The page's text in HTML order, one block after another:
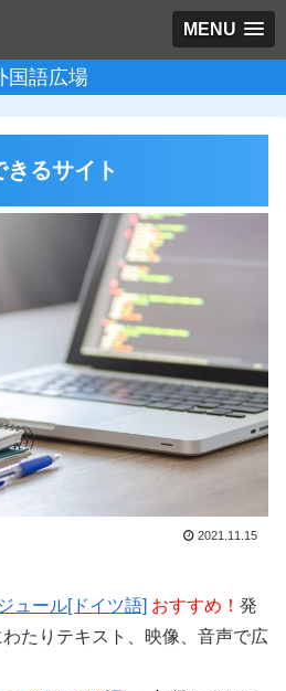
MENU
国語広場
るサイト
2021.11.15
ュール[ドイツ語] おすすめ！ 発
たりテキスト、映像、音声で広